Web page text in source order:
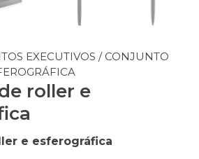
EXECUTIVOS / CONJUNTO
roller e
e esferográfica